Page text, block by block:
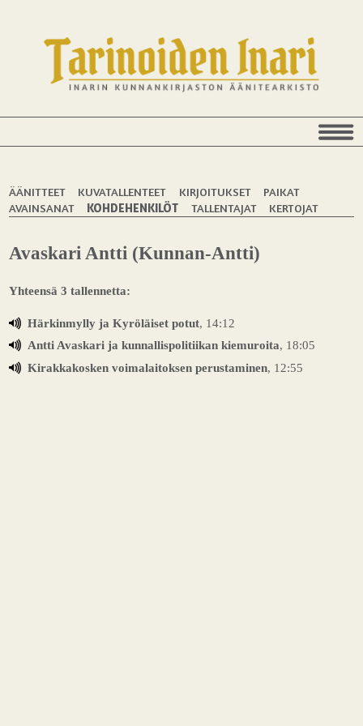
ÄÄNITTEET KUVATALLENTEET KIRJOITUKSET
PAIKAT
AVAINSANAT
KOHDEHENKILÖT TALLENTAJAT KERTOJAT
Avaskari Antti (Kunnan-Antti)
Yhteensä 3 tallennetta:
Härkinmylly ja Kyröläiset potut, 14:12
Antti Avaskari ja kunnallispolitiikan kiemuroita, 18:05
Kirakkakosken voimalaitoksen perustaminen, 12:55